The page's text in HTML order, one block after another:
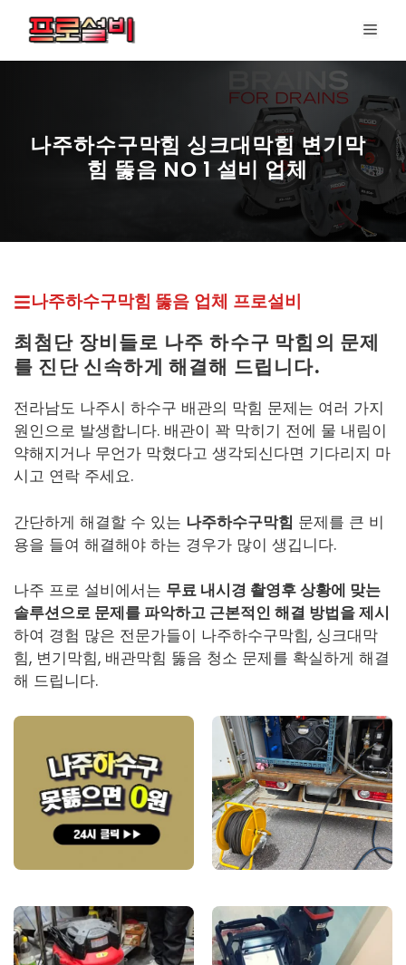
츠
메
나주하수구막힘 싱크대막힘 변기막
힘 뚫음 NO 1 설비 업체
프로설비 최신 페이지
나주하수구막힘 뚫음 업체 프로설비
최첨단 장비들로 나주 하수구 막힘의 문제
를 진단 신속하게 해결해 드립니다.
전라남도 나주시 하수구 배관의 막힘 문제는 여러 가지
원인으로 발생합니다. 배관이 꽉 막히기 전에 물 내림이
약해지거나 무언가 막혔다고 생각되신다면 기다리지 마
시고 연락 주세요.
간단하게 해결할 수 있는 나주하수구막힘 문제를 큰 비
용을 들여 해결해야 하는 경우가 많이 생깁니다.
나주 프로 설비에서는 무료 내시경 촬영후 상황에 맞는
솔루션으로 문제를 파악하고 근본적인 해결 방법을 제시
하여 경험 많은 전문가들이 나주하수구막힘, 싱크대막
힘, 변기막힘, 배관막힘 뚫음 청소 문제를 확실하게 해결
해 드립니다.